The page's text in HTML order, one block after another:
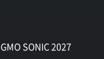
GMO SONIC 2027